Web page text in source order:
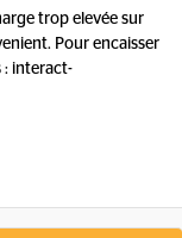
trop elevée sur
Pour encaisser
: interact-